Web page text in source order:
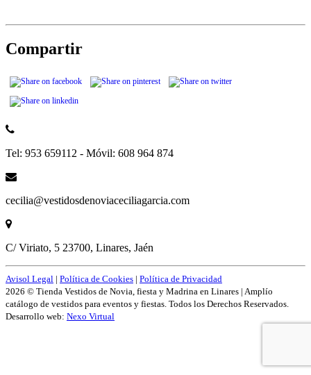
Compartir
Tel: 953 659112 - Móvil: 608 964 874
cecilia@vestidosdenoviaceciliagarcia.com
C/ Viriato, 5 23700, Linares, Jaén
Avisol Legal | Política de Cookies | Política de Privacidad
2026 © Tienda Vestidos de Novia, fiesta y Madrina en Linares | Amplío
catálogo de vestidos para eventos y fiestas. Todos los Derechos Reservados.
Desarrollo web: Nexo Virtual